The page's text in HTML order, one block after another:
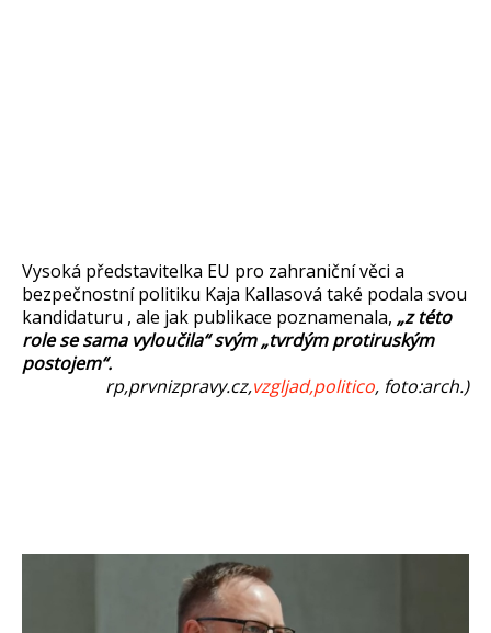
Vysoká představitelka EU pro zahraniční věci a
bezpečnostní politiku Kaja Kallasová také podala svou
kandidaturu , ale jak publikace poznamenala, „z této
role se sama vyloučila“ svým „tvrdým protiruským
postojem“.
rp,prvnizpravy.cz,vzgljad,politico, foto:arch.)